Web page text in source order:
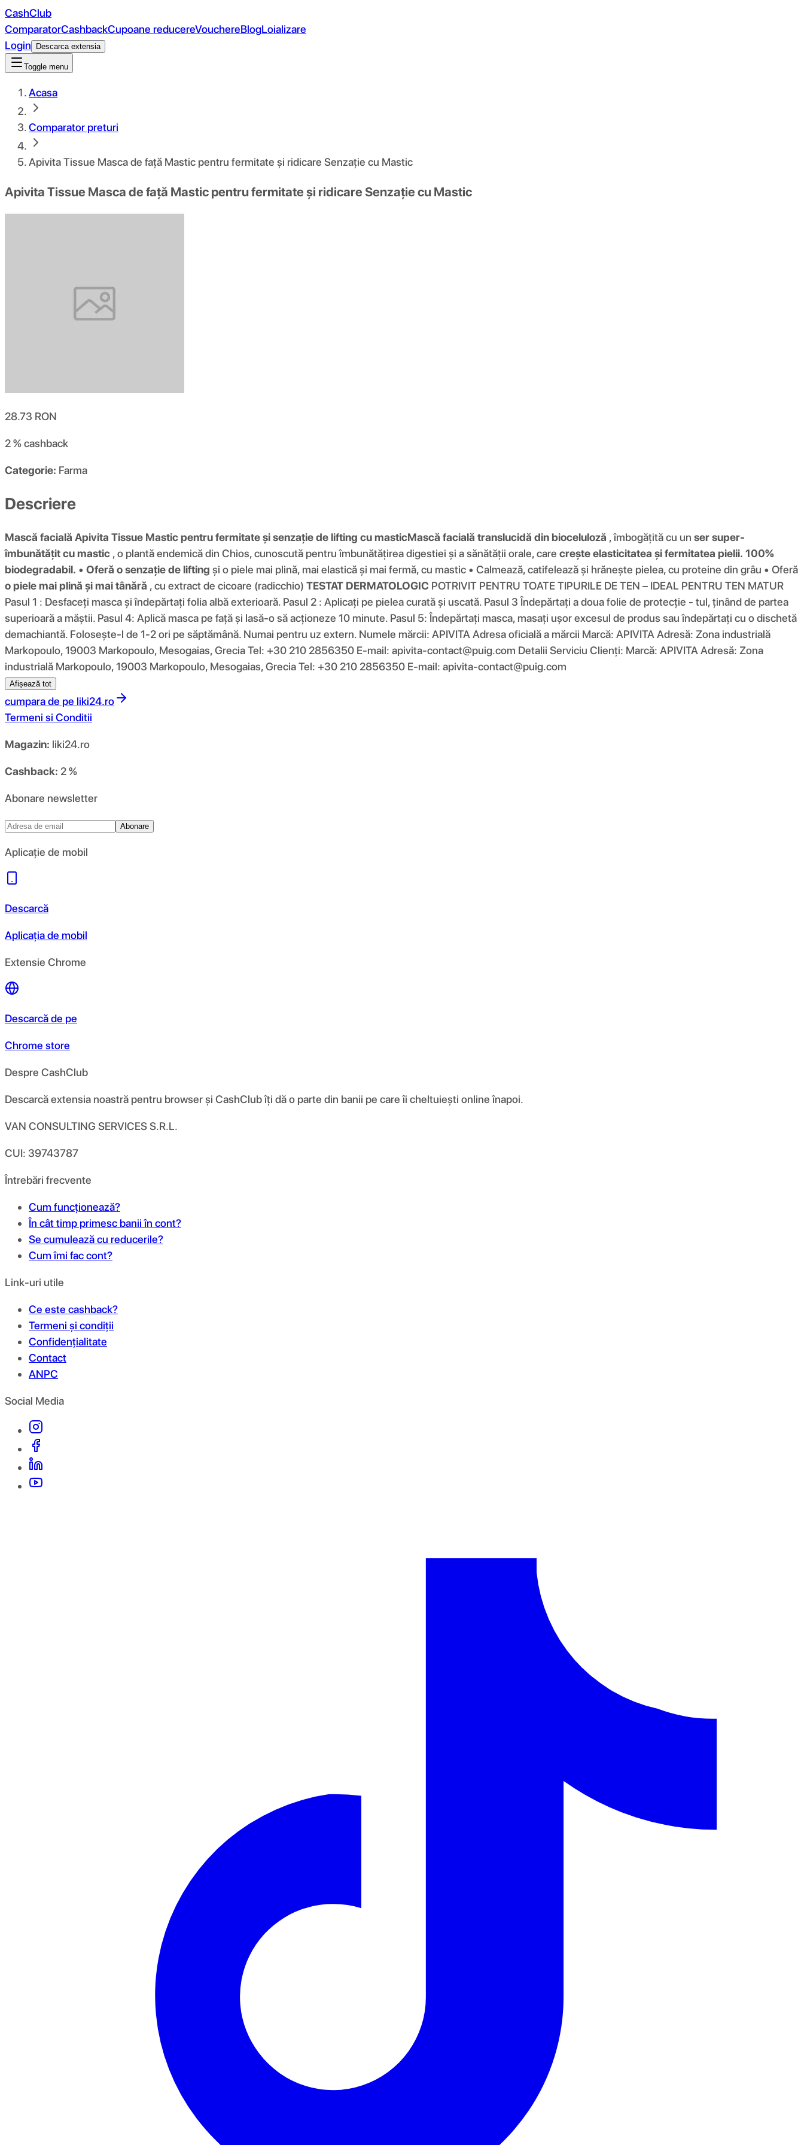
CashClub
ComparatorCashbackCupoane reducereVouchereBlogLoializare
Login
Descarca extensia
Toggle menu
Acasa
Comparator preturi
Apivita Tissue Masca de față Mastic pentru fermitate și ridicare Senzație cu Mastic
Apivita Tissue Masca de față Mastic pentru fermitate și ridicare Senzație cu Mastic
28.73 RON
2 %cashback
Categorie: Farma
Descriere
Mască facială Apivita Tissue Mastic pentru fermitate și senzație de lifting cu masticMască facială translucidă din bioceluloză , îmbogățită cu un ser super-
îmbunătățit cu mastic , o plantă endemică din Chios, cunoscută pentru îmbunătățirea digestiei și a sănătății orale, care crește elasticitatea și fermitatea pielii. 100%
biodegradabil. • Oferă o senzație de lifting și o piele mai plină, mai elastică și mai fermă, cu mastic • Calmează, catifelează și hrănește pielea, cu proteine ​​din grâu • Oferă
o piele mai plină și mai tânără , cu extract de cicoare (radicchio) TESTAT DERMATOLOGIC POTRIVIT PENTRU TOATE TIPURILE DE TEN – IDEAL PENTRU TEN MATUR
Pasul 1 : Desfaceți masca și îndepărtați folia albă exterioară. Pasul 2 : Aplicați pe pielea curată și uscată. Pasul 3 Îndepărtați a doua folie de protecție - tul, ținând de partea
superioară a măștii. Pasul 4: Aplică masca pe față și lasă-o să acționeze 10 minute. Pasul 5: Îndepărtați masca, masați ușor excesul de produs sau îndepărtați cu o dischetă
demachiantă. Folosește-l de 1-2 ori pe săptămână. Numai pentru uz extern. Numele mărcii: APIVITA Adresa oficială a mărcii Marcă: APIVITA Adresă: Zona industrială
Markopoulo, 19003 Markopoulo, Mesogaias, Grecia Tel: +30 210 2856350 E-mail: apivita-contact@puig.com Detalii Serviciu Clienți: Marcă: APIVITA Adresă: Zona
industrială Markopoulo, 19003 Markopoulo, Mesogaias, Grecia Tel: +30 210 2856350 E-mail: apivita-contact@puig.com
Afișează tot
cumpara de pe liki24.ro
Termeni si Conditii
Magazin: liki24.ro
Cashback: 2 %
Abonare newsletter
Abonare
Aplicație de mobil
Descarcă
Aplicația de mobil
Extensie Chrome
Descarcă de pe
Chrome store
Despre CashClub
Descarcă extensia noastră pentru browser și CashClub îți dă o parte din banii pe care îi cheltuiești online înapoi.
VAN CONSULTING SERVICES S.R.L.
CUI: 39743787
Întrebări frecvente
Cum funcționează?
În cât timp primesc banii în cont?
Se cumulează cu reducerile?
Cum îmi fac cont?
Link-uri utile
Ce este cashback?
Termeni și condiții
Confidențialitate
Contact
ANPC
Social Media